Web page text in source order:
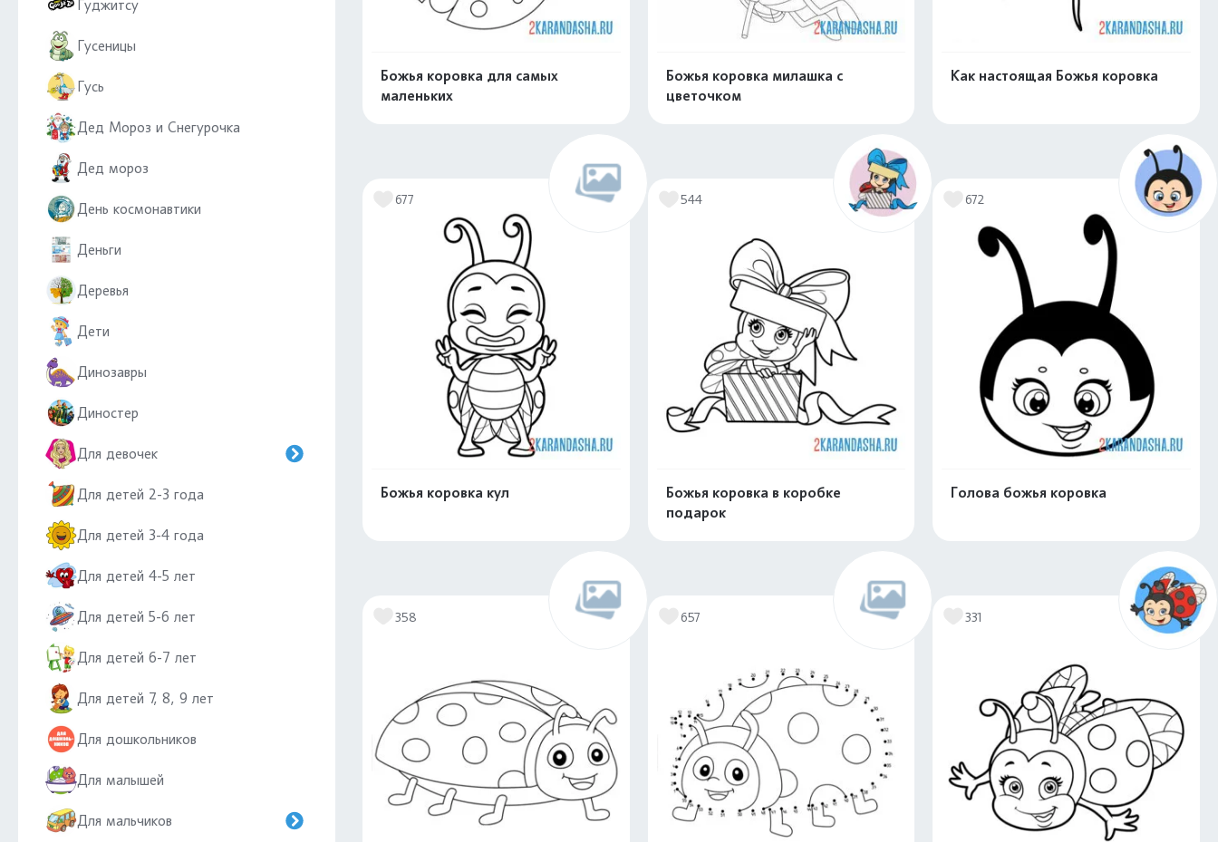
Гуджитсу
Гусеницы
Гусь
Дед Мороз и Снегурочка
Дед мороз
День космонавтики
Деньги
Деревья
Дети
Динозавры
Диностер
Для девочек
Для детей 2-3 года
Для детей 3-4 года
Для детей 4-5 лет
Для детей 5-6 лет
Для детей 6-7 лет
Для детей 7, 8, 9 лет
Для дошкольников
Для малышей
Для мальчиков
Божья коровка для самых
маленьких
Божья коровка милашка с
цветочком
Как настоящая Божья коровка
677
Божья коровка кул
544
Божья коровка в коробке
подарок
672
Голова божья коровка
358 657 331